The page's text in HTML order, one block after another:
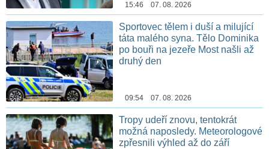
15:46 07. 08. 2026
Sportovec tělem i duší a milující
táta malého syna. Tělo Dominika
po bouři na jezeře Most našli až
druhý den
09:54 07. 08. 2026
Tropy udeří znovu, tentokrát
možná naposledy. Meteorologové
zpřesnili výhled až do září